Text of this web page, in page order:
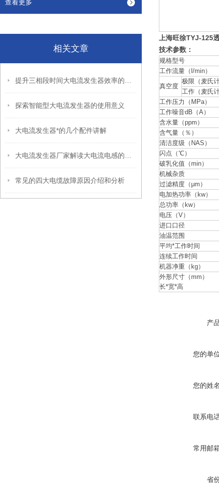
查看更多
相关文章
探索智能型大电流发生器的使用意义
大电流发生器*的几个配件讲解
常见的四大电缆故障原因介绍和分析
上海旺徐TYJ-125
技术参数：
规格型号
工作流量（l/min）
真空度
极限（麦氏
工作（麦氏
工作压力（MPa）
工作噪音dB（A）
含水量（ppm）
含气量（％）
清洁度级（NAS）
闪点（℃）
破乳化值（min）
机械杂质
过滤精度（μm）
电加热功率（kw）
总功率（kw）
电压（V）
进口口径
油温范围
平均*工作时间
连续工作时间
机器净重（kg）
外形尺寸（mm）
长*宽*高
产
您的单
您的姓
联系电
常用邮
省